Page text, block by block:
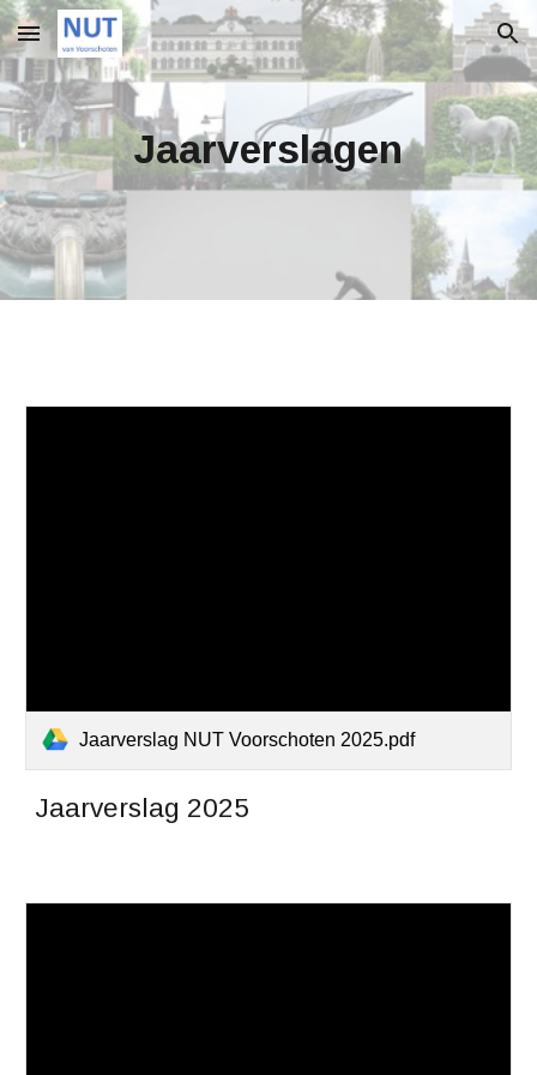
Skip to main content Skip to navigation
Jaarverslagen
Jaarverslag NUT Voorschoten 2025.pdf
Jaarverslag 2025